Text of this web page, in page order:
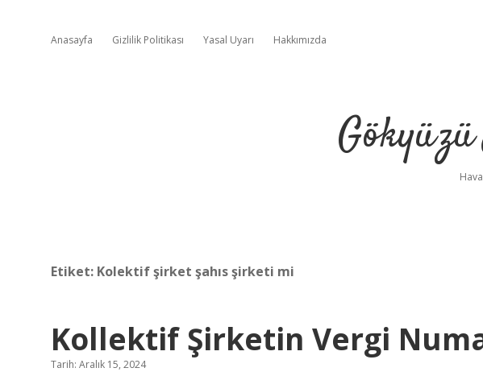
Anasayfa Gizlilik Politikası Yasal Uyarı Hakkımızda
Etiket: Kolektif şirket şahıs şirketi mi
Kollektif Şirketin Vergi
Tarih: Aralık 15, 2024